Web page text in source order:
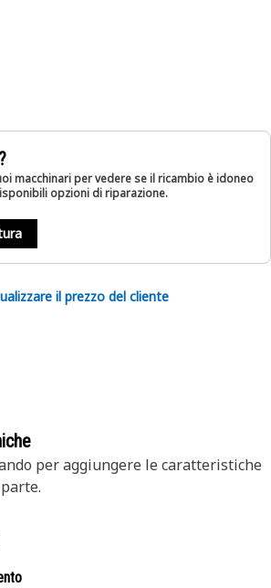
macchinari per vedere se il ricambio è idoneo
opzioni di riparazione.
il prezzo del cliente
per aggiungere le caratteristiche